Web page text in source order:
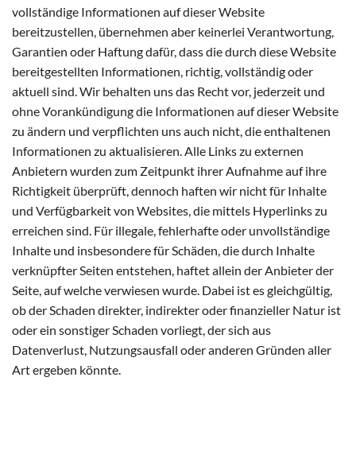
vollständige Informationen auf dieser Website
bereitzustellen, übernehmen aber keinerlei Verantwortung,
Garantien oder Haftung dafür, dass die durch diese Website
bereitgestellten Informationen, richtig, vollständig oder
aktuell sind. Wir behalten uns das Recht vor, jederzeit und
ohne Vorankündigung die Informationen auf dieser Website
zu ändern und verpflichten uns auch nicht, die enthaltenen
Informationen zu aktualisieren. Alle Links zu externen
Anbietern wurden zum Zeitpunkt ihrer Aufnahme auf ihre
Richtigkeit überprüft, dennoch haften wir nicht für Inhalte
und Verfügbarkeit von Websites, die mittels Hyperlinks zu
erreichen sind. Für illegale, fehlerhafte oder unvollständige
Inhalte und insbesondere für Schäden, die durch Inhalte
verknüpfter Seiten entstehen, haftet allein der Anbieter der
Seite, auf welche verwiesen wurde. Dabei ist es gleichgültig,
ob der Schaden direkter, indirekter oder finanzieller Natur ist
oder ein sonstiger Schaden vorliegt, der sich aus
Datenverlust, Nutzungsausfall oder anderen Gründen aller
Art ergeben könnte.